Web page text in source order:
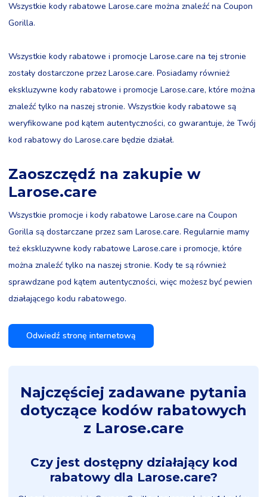
Wszystkie kody rabatowe Larose.care można znaleźć na Coupon
Gorilla.
Wszystkie kody rabatowe i promocje Larose.care na tej stronie
zostały dostarczone przez Larose.care. Posiadamy również
ekskluzywne kody rabatowe i promocje Larose.care, które można
znaleźć tylko na naszej stronie. Wszystkie kody rabatowe są
weryfikowane pod kątem autentyczności, co gwarantuje, że Twój
kod rabatowy do Larose.care będzie działał.
Zaoszczędź na zakupie w
Larose.care
Wszystkie promocje i kody rabatowe Larose.care na Coupon
Gorilla są dostarczane przez sam Larose.care. Regularnie mamy
też ekskluzywne kody rabatowe Larose.care i promocje, które
można znaleźć tylko na naszej stronie. Kody te są również
sprawdzane pod kątem autentyczności, więc możesz być pewien
działającego kodu rabatowego.
Odwiedź stronę internetową
Najczęściej zadawane pytania
dotyczące kodów rabatowych
z Larose.care
Czy jest dostępny działający kod
rabatowy dla Larose.care?